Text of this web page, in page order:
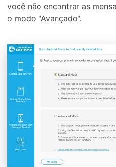
você não encontrar as
o modo "Avançado".